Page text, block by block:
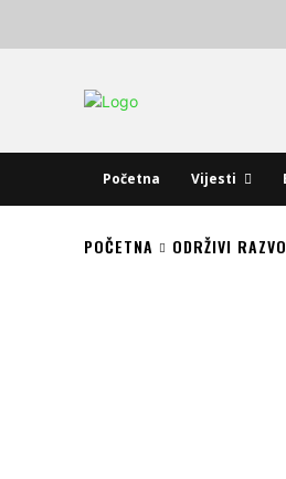
Početna Vijesti
POČETNA ODRŽIVI